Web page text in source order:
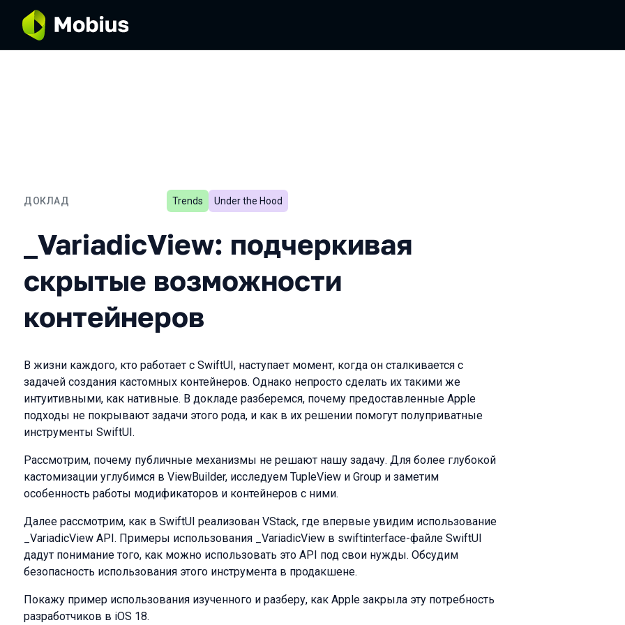
ДОКЛАД
_VariadicView: подчеркивая скрытые возможности
Trends Under the Hood
_VariadicView: подчеркивая
скрытые возможности
контейнеров
В жизни каждого, кто работает с SwiftUI, наступает момент, когда он сталкивается с
задачей создания кастомных контейнеров. Однако непросто сделать их такими же
интуитивными, как нативные. В докладе разберемся, почему предоставленные Apple
подходы не покрывают задачи этого рода, и как в их решении помогут полуприватные
инструменты SwiftUI.
Рассмотрим, почему публичные механизмы не решают нашу задачу. Для более глубокой
кастомизации углубимся в ViewBuilder, исследуем TupleView и Group и заметим
особенность работы модификаторов и контейнеров с ними.
Далее рассмотрим, как в SwiftUI реализован VStack, где впервые увидим использование
_VariadicView API. Примеры использования _VariadicView в swiftinterface-файле SwiftUI
дадут понимание того, как можно использовать это API под свои нужды. Обсудим
безопасность использования этого инструмента в продакшене.
Покажу пример использования изученного и разберу, как Apple закрыла эту потребность
разработчиков в iOS 18.